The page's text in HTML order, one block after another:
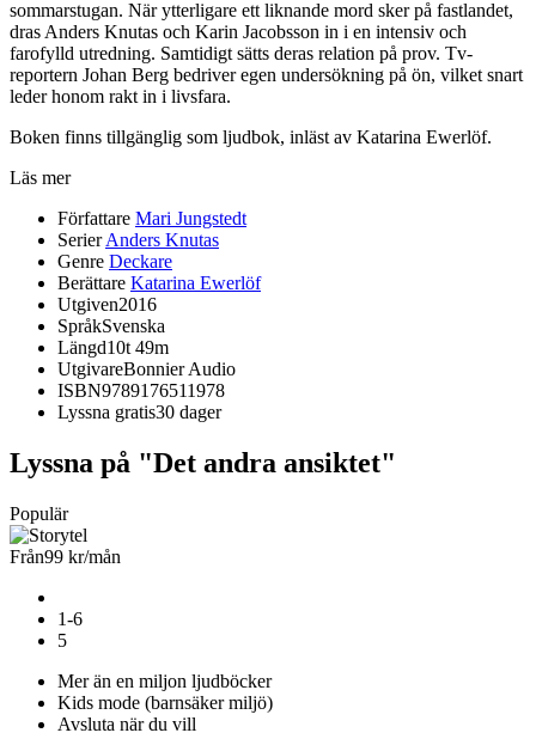
sommarstugan. När ytterligare ett liknande mord sker på fastlandet,
dras Anders Knutas och Karin Jacobsson in i en intensiv och
farofylld utredning. Samtidigt sätts deras relation på prov. Tv-
reportern Johan Berg bedriver egen undersökning på ön, vilket snart
leder honom rakt in i livsfara.
Boken finns tillgänglig som ljudbok, inläst av Katarina Ewerlöf.
Läs mer
Författare Mari Jungstedt
Serier Anders Knutas
Genre Deckare
Berättare Katarina Ewerlöf
Utgiven2016
SpråkSvenska
Längd10t 49m
UtgivareBonnier Audio
ISBN9789176511978
Lyssna gratis30 dager
Lyssna på "Det andra ansiktet"
Populär
Från99 kr/mån
1-6
5
Mer än en miljon ljudböcker
Kids mode (barnsäker miljö)
Avsluta när du vill